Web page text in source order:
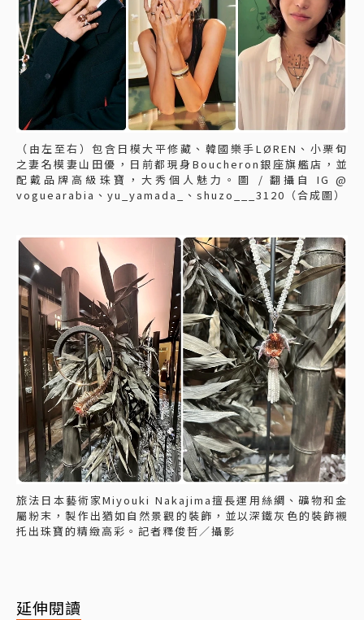
（由左至右）包含日模大平修藏、韓國樂手LØREN、小栗旬
之妻名模妻山田優，日前都現身Boucheron銀座旗艦店，並
配戴品牌高級珠寶，大秀個人魅力。圖 / 翻攝自 IG @
voguearabia、yu_yamada_、shuzo___3120（合成圖）
旅法日本藝術家Miyouki Nakajima擅長運用絲綢、礦物和金
屬粉末，製作出猶如自然景觀的裝飾，並以深鐵灰色的裝飾襯
托出珠寶的精緻高彩。記者釋俊哲／攝影
延伸閱讀